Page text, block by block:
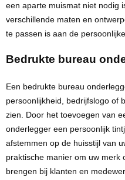
een aparte muismat niet nodig
verschillende maten en
te passen is aan de
Bedrukte bureau
Een bedrukte bureau
persoonlijkheid, bedrijfslogo of
zien. Door het toevoegen van
onderlegger een persoonlijk
afstemmen op de huisstijl van
praktische manier om uw merk
brengen bij klanten en